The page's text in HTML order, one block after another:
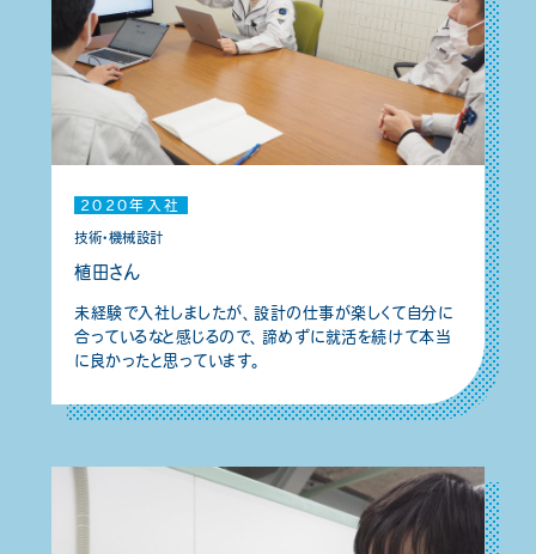
2020年入社
技術・機械設計
植田さん
未経験で入社しましたが、設計の仕事が楽しくて自分に
合っているなと感じるので、諦めずに就活を続けて本当
に良かったと思っています。